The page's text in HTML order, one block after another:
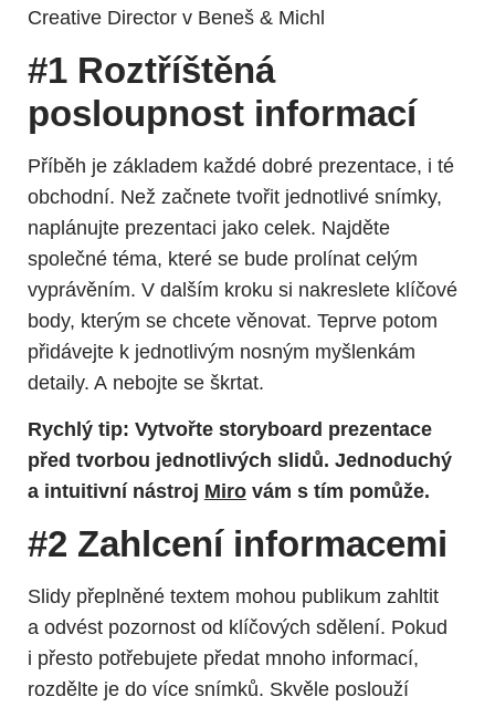
Creative Director v Beneš & Michl
#1 Roztříštěná
posloupnost informací
Příběh je základem každé dobré prezentace, i té
obchodní. Než začnete tvořit jednotlivé snímky,
naplánujte prezentaci jako celek. Najděte
společné téma, které se bude prolínat celým
vyprávěním. V dalším kroku si nakreslete klíčové
body, kterým se chcete věnovat. Teprve potom
přidávejte k jednotlivým nosným myšlenkám
detaily. A nebojte se škrtat.
Rychlý tip: Vytvořte storyboard prezentace
před tvorbou jednotlivých slidů. Jednoduchý
a intuitivní nástroj Mirovám s tím pomůže.
#2 Zahlcení informacemi
Slidy přeplněné textem mohou publikum zahltit
a odvést pozornost od klíčových sdělení. Pokud
i přesto potřebujete předat mnoho informací,
rozdělte je do více snímků. Skvěle poslouží